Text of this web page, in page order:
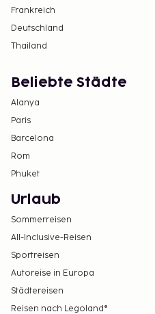
Frankreich
Deutschland
Thailand
Beliebte Städte
Alanya
Paris
Barcelona
Rom
Phuket
Urlaub
Sommerreisen
All-Inclusive-Reisen
Sportreisen
Autoreise in Europa
Städtereisen
Reisen nach Legoland®